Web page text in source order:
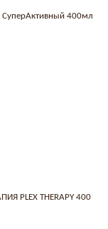
400мл
PLEX THERAPY 400